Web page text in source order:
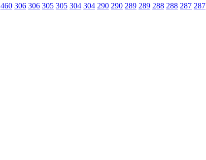
460 306 306 305 305 304 304 290 290 289 289 288 288 287 287